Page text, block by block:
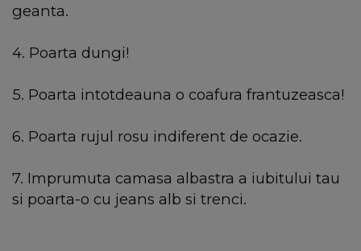
geanta.
4. Poarta dungi!
5. Poarta intotdeauna o coafura frantuzeasca!
6. Poarta rujul rosu indiferent de ocazie.
7. Imprumuta camasa albastra a iubitului tau
si poarta-o cu jeans alb si trenci.